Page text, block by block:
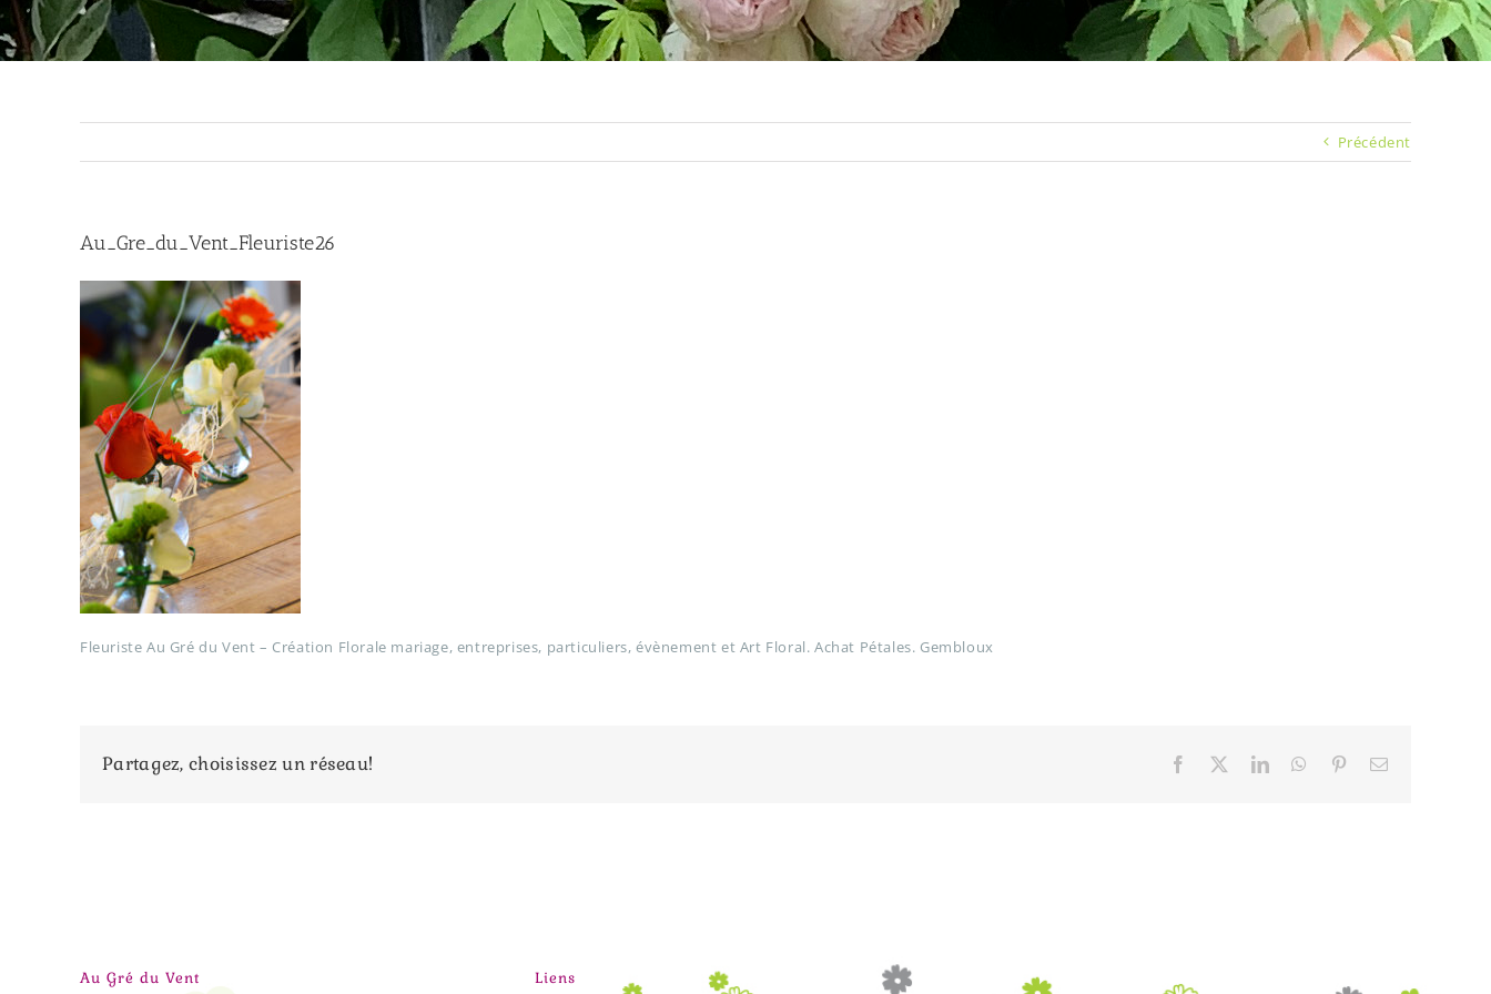
Précédent
Au_Gre_du_Vent_Fleuriste26
Fleuriste Au Gré du Vent – Création Florale mariage, entreprises, particuliers, évènement et Art Floral. Achat Pétales. Gembloux
Partagez, choisissez un réseau! Facebook LinkedInWhatsApp
Pinterest
Au Gré du Vent Liens